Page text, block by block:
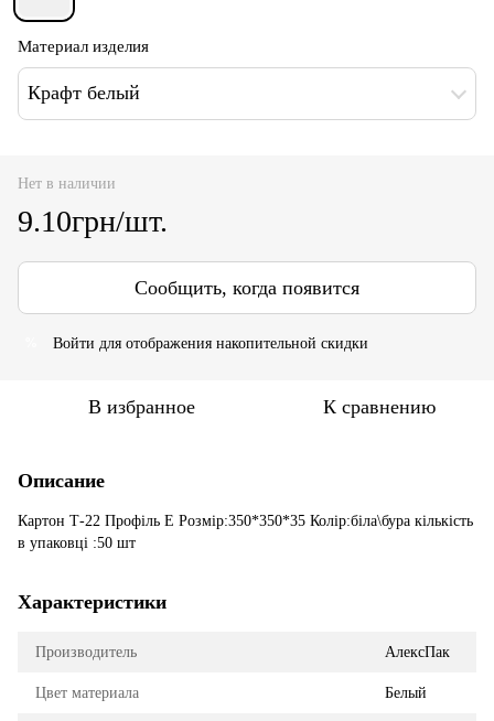
Материал изделия
Крафт белый
Нет в наличии
9.10грн/шт.
Сообщить, когда появится
Войти для отображения накопительной скидки
В избранное К сравнению
Описание
Картон Т-22 Профіль Е Розмір:350*350*35 Колір:біла\бура кількість
в упаковці :50 шт
Характеристики
Производитель АлексПак
Цвет материала Белый